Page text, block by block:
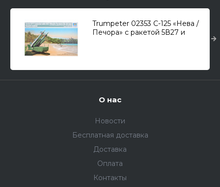
Trumpeter 02353 С-125 «Нева /
Печора» с ракетой 5В27 и
О нас
Новости
Бесплатная доставка
Доставка
Оплата
Контакты